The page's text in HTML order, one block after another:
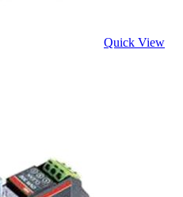
Quick View